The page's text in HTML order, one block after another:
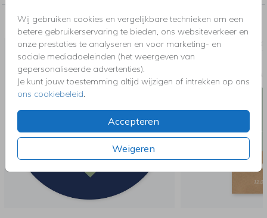
Wij gebruiken cookies en vergelijkbare technieken om een
betere gebruikerservaring te bieden, ons websiteverkeer en
onze prestaties te analyseren en voor marketing- en
sociale mediadoeleinden (het weergeven van
gepersonaliseerde advertenties).
Je kunt jouw toestemming altijd wijzigen of intrekken op ons
ons cookiebeleid
Accepteren
Weigeren
Nog meer in deze stijl voor jou
SLUITSTICKER